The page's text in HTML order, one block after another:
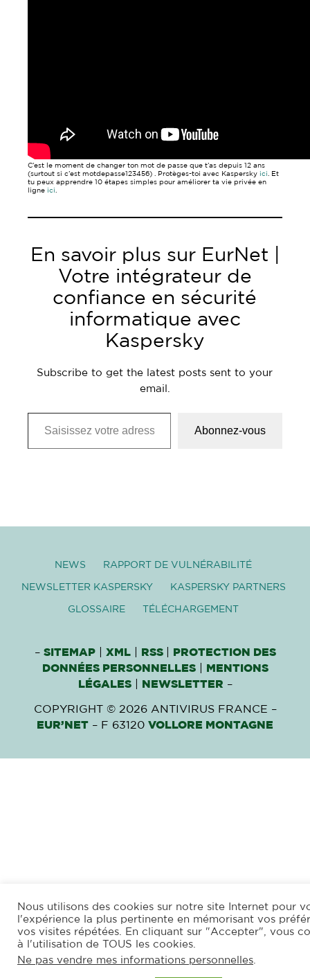
C’est le moment de changer ton mot de passe que t’as depuis 12 ans
(surtout si c’est motdepasse123456) . Protèges-toi avec Kasperskyici. Et
tu peux apprendre 10 étapes simples pour améliorer ta vie privée en
ligneici.
En savoir plus sur EurNet |
Votre intégrateur de
confiance en sécurité
informatique avec
Kaspersky
Subscribe to get the latest posts sent to your
email.
Saisissez votre adresse e-mail…
Abonnez-vous
NEWS RAPPORT DE VULNÉRABILITÉ
NEWSLETTER KASPERSKY KASPERSKY PARTNERS
GLOSSAIRE TÉLÉCHARGEMENT
– SITEMAP| XML| RSS
PROTECTION DES
DONNÉES PERSONNELLES|
MENTIONS
LÉGALES| NEWSLETTER –
COPYRIGHT © 2026 ANTIVIRUS FRANCE –
EUR’NET – F 63120 VOLLORE MONTAGNE
Nous utilisons des cookies sur notre site Internet pour
l'expérience la plus pertinente en mémorisant vos
vos visites répétées. En cliquant sur "Accepter", vous
à l'utilisation de TOUS les cookies.
Ne pas vendre mes informations personnelles